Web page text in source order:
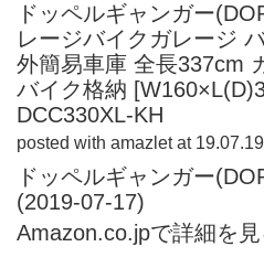
ドッペルギャンガー
レージバイクガレージ
外簡易車庫 全長337cm
バイク格納
DCC330XL-KH
posted with amazletat 19.07.19
ドッペルギャンガー
(2019-07-17)
Amazon.co.jpで詳細を見